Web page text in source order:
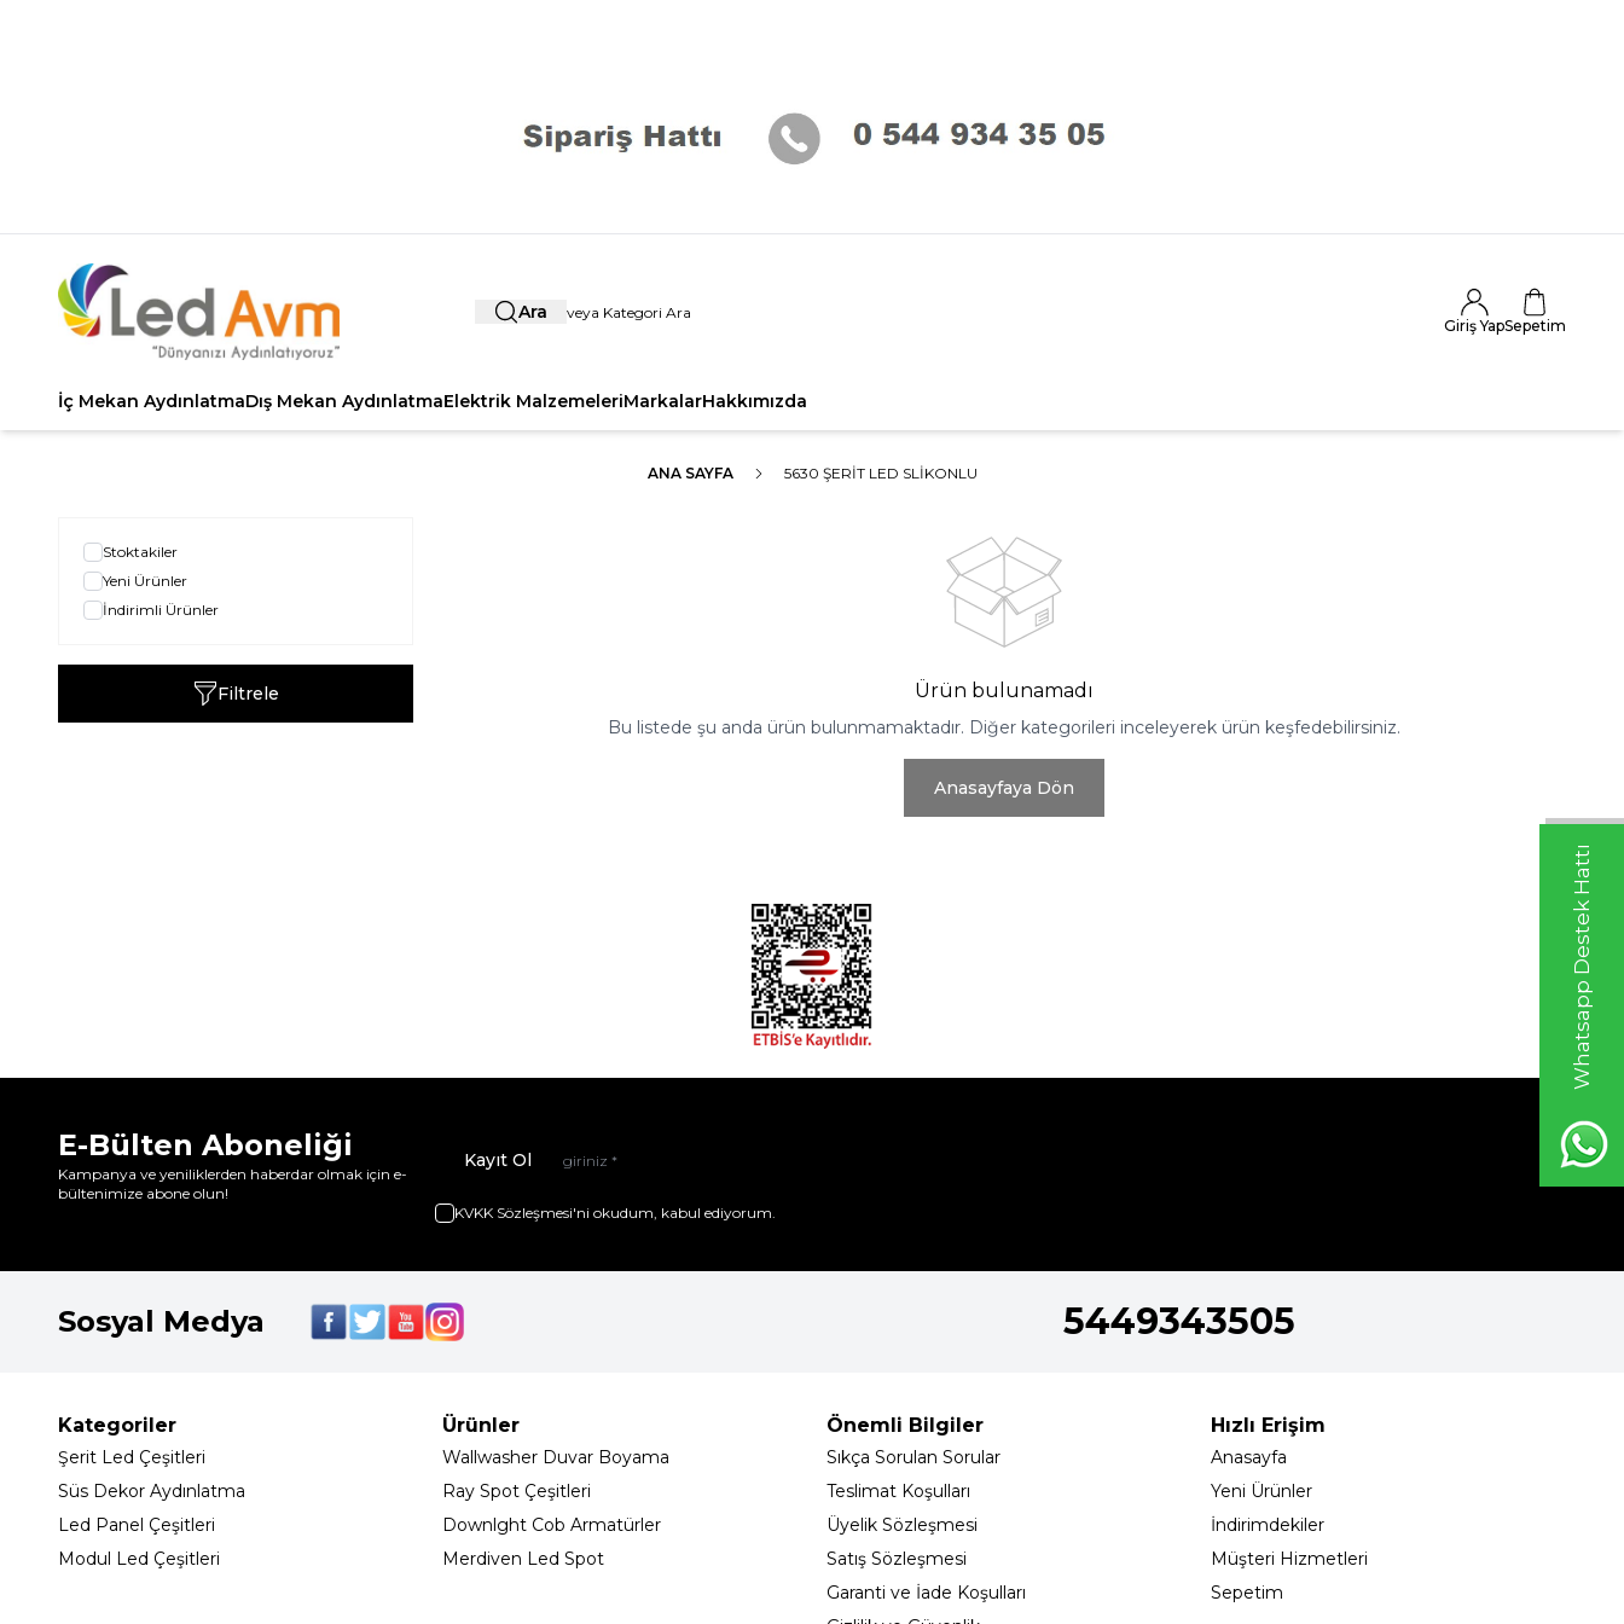
Whatsapp Destek Hattı
Ara
Giriş YapSepetim
İç Mekan AydınlatmaDış Mekan AydınlatmaElektrik MalzemeleriMarkalarHakkımızda
ANA SAYFA 5630 ŞERIT LED SLIKONLU
Stoktakiler
Yeni Ürünler
İndirimli Ürünler
Filtrele Ürün bulunamadı
Bu listede şu anda ürün bulunmamaktadır. Diğer kategorileri inceleyerek ürün keşfedebilirsiniz.
Anasayfaya Dön
E-Bülten Aboneliği
Kampanya ve yeniliklerden haberdar olmak için e-
bültenimize abone olun!
Kayıt Ol
KVKK Sözleşmesi'ni okudum, kabul ediyorum.
Sosyal Medya 5449343505
Kategoriler
Şerit Led Çeşitleri
Süs Dekor Aydınlatma
Led Panel Çeşitleri
Modul Led Çeşitleri
Ürünler
Wallwasher Duvar Boyama
Ray Spot Çeşitleri
Downlght Cob Armatürler
Merdiven Led Spot
Önemli Bilgiler
Sıkça Sorulan Sorular
Teslimat Koşulları
Üyelik Sözleşmesi
Satış Sözleşmesi
Garanti ve İade Koşulları
Hızlı Erişim
Anasayfa
Yeni Ürünler
İndirimdekiler
Müşteri Hizmetleri
Sepetim